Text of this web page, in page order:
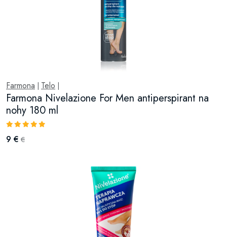
Farmona Telo
Farmona Nivelazione For Men antiperspirant na
nohy 180 ml
9 € €